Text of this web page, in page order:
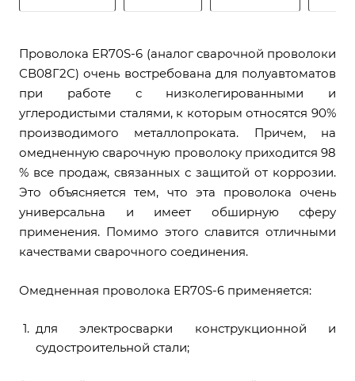
Проволока ER70S-6 (аналог сварочной проволоки
СВ08Г2С) очень востребована для полуавтоматов
при работе с низколегированными и
углеродистыми сталями, к которым относятся 90%
производимого металлопроката. Причем, на
омедненную сварочную проволоку приходится 98
% все продаж, связанных с защитой от коррозии.
Это объясняется тем, что эта проволока очень
универсальна и имеет обширную сферу
применения. Помимо этого славится отличными
качествами сварочного соединения.
Омедненная проволока ER70S-6 применяется:
для электросварки конструкционной и
судостроительной стали;